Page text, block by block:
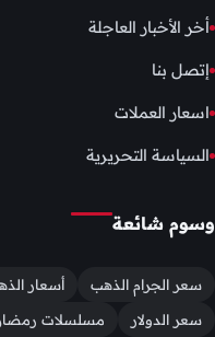
أخر الأخبار العاجلة
إتصل بنا
اسعار العملات
السياسة التحريرية
وسوم شائعة
سعر الجرام الذهب أسعار
سعر الدولار
مسلسلات